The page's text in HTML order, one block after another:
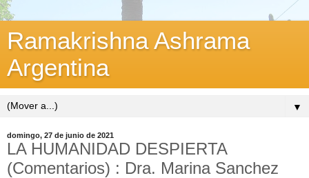
Ramakrishna Ashrama
Argentina
▼
domingo, 27 de junio de 2021
LA HUMANIDAD DESPIERTA
(Comentarios) : Dra. Marina Sanchez